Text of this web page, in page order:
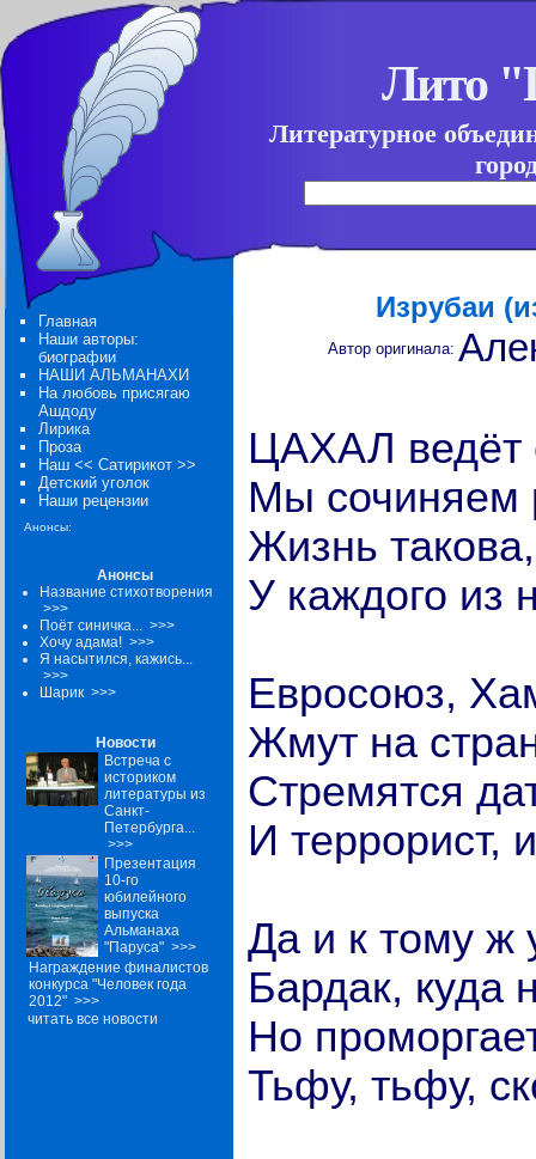
Лито
Литературное
Главная
Наши авторы:
биографии
НАШИ АЛЬМАНАХИ
На любовь присягаю
Ашдоду
Лирика
Проза
Наш << Сатирикот >>
Детский уголок
Наши рецензии
Анонсы:
Анонсы
Название стихотворения
>>>
Поёт синичка... >>>
Хочу адама! >>>
Я насытился, кажись...
>>>
Шарик >>>
Новости
Встреча с
историком
литературы из
Санкт-
Петербурга...
>>>
Презентация
10-го
юбилейного
выпуска
Альманаха
"Паруса" >>>
Награждение финалистов
конкурса "Человек года
2012" >>>
читать все новости
Изрубаи
Автор оригинала:
ЦАХАЛ ведёт
Мы сочиняем
Жизнь
У каждого из
Евросоюз,
Жмут на
Стремятся
И террорист,
Да и к тому ж
Бардак, куда
Но
Тьфу, тьфу,